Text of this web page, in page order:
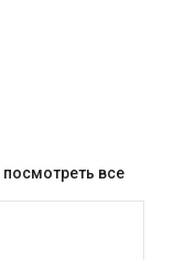
посмотреть все